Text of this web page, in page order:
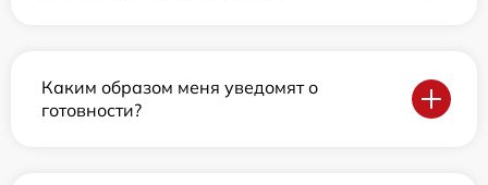
Каким образом меня уведомят о
готовности?